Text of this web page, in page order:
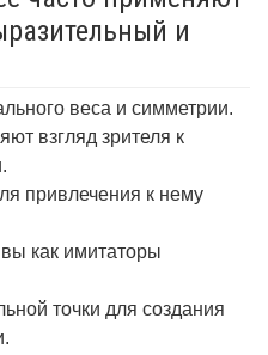
и
веса и симметрии.
взгляд зрителя к
привлечения к нему
как имитаторы
точки для создания